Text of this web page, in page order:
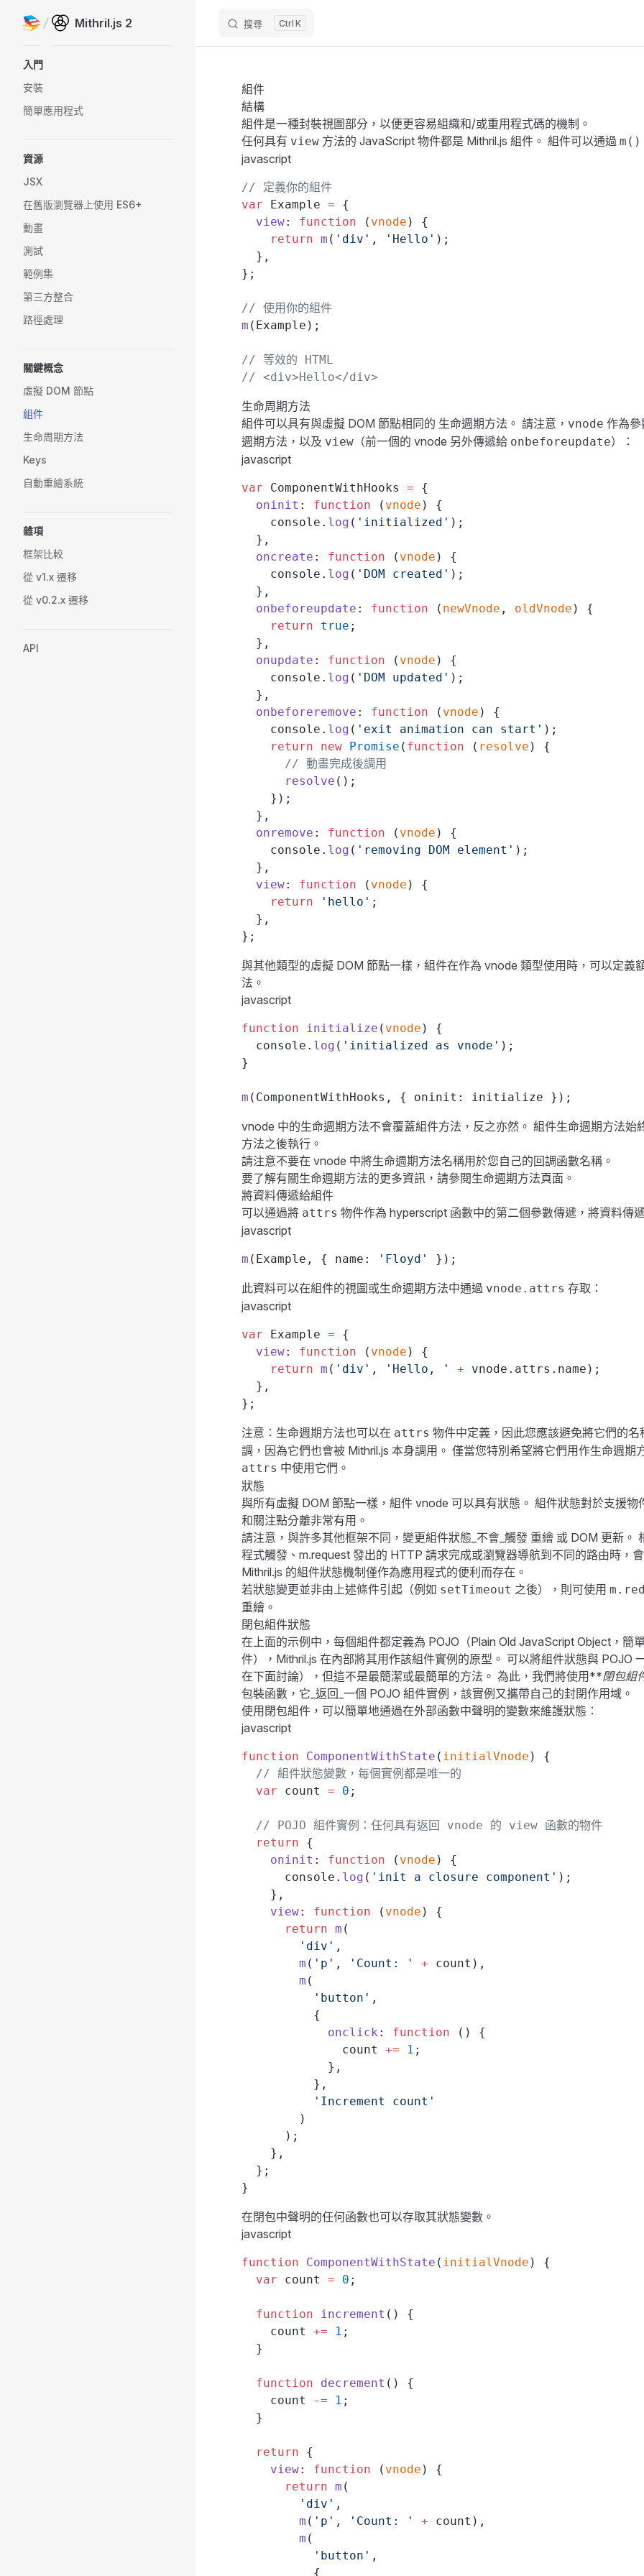
Skip to contentMithril.js 2 搜尋 K
入門
安裝
簡單應用程式
資源
JSX
在舊版瀏覽器上使用 ES6+
動畫
測試
範例集
第三方整合
路徑處理
關鍵概念
虛擬 DOM 節點
組件
生命周期方法
Keys
自動重繪系統
雜項
框架比較
從 v1.x 遷移
從 v0.2.x 遷移
API
組件
結構
組件是一種封裝視圖部分，以便更容易組織和/或重用程式碼的機制。
任何具有 view 方法的 JavaScript 物件都是 Mithril.js 組件。 組件可以通過 m()
javascript
// 定義你的組件
var Example = {
  view
: function ( vnode ) {
    return
m ( 'div' , 'Hello' );
  },
};
// 使用你的組件
m (Example);
// 等效的 HTML
// <div>Hello</div>
生命周期方法
組件可以具有與虛擬 DOM 節點相同的 生命週期方法 。 請注意， vnode 作為
週期方法，以及 view （前一個的 vnode 另外傳遞給 onbeforeupdate）：
javascript
var ComponentWithHooks = {
  oninit
: function ( vnode ) {
    console.
log ( 'initialized' );
  },
  oncreate
: function ( vnode ) {
    console.
log ( 'DOM created' );
  },
  onbeforeupdate
: function ( newVnode , oldVnode ) {
    return
true ;
  },
  onupdate
: function ( vnode ) {
    console.
log ( 'DOM updated' );
  },
  onbeforeremove
: function ( vnode ) {
    console.
log ( 'exit animation can start' );
    return
new Promise ( function ( resolve ) {
      // 動畫完成後調用
      resolve
();
    });
  },
  onremove
: function ( vnode ) {
    console.
log ( 'removing DOM element' );
  },
  view
: function ( vnode ) {
    return
'hello' ;
  },
};
與其他類型的虛擬 DOM 節點一樣，組件在作為 vnode 類型使用時，可以定義
法。
javascript
function initialize ( vnode ) {
  console.
log ( 'initialized as vnode' );
}
m (ComponentWithHooks, { oninit: initialize });
vnode 中的生命週期方法不會覆蓋組件方法，反之亦然。 組件生命週期方法始
方法之後執行。
請注意不要在 vnode 中將生命週期方法名稱用於您自己的回調函數名稱。
要了解有關生命週期方法的更多資訊，請參閱生命週期方法頁面 。
將資料傳遞給組件
可以通過將 attrs 物件作為 hyperscript 函數中的第二個參數傳遞，將資料傳
javascript
m (Example, { name: 'Floyd' });
此資料可以在組件的視圖或生命週期方法中通過 vnode.attrs 存取：
javascript
var Example = {
  view
: function ( vnode ) {
    return
m ( 'div' , 'Hello, ' + vnode.attrs.name);
  },
};
注意：生命週期方法也可以在 attrs 物件中定義，因此您應該避免將它們的名
調，因為它們也會被 Mithril.js 本身調用。 僅當您特別希望將它們用作生命週期
attrs 中使用它們。
狀態
與所有虛擬 DOM 節點一樣，組件 vnode 可以具有狀態。 組件狀態對於支援物
和關注點分離非常有用。
請注意，與許多其他框架不同，變更組件狀態_不會_觸發 重繪 或 DOM 更新。
程式觸發、 m.request 發出的 HTTP 請求完成或瀏覽器導航到不同的路由時，
Mithril.js 的組件狀態機制僅作為應用程式的便利而存在。
若狀態變更並非由上述條件引起（例如 setTimeout 之後），則可使用
重繪。
閉包組件狀態
在上面的示例中，每個組件都定義為 POJO（Plain Old JavaScript Object，簡
件），Mithril.js 在內部將其用作該組件實例的原型。 可以將組件狀態與 POJO
在下面討論），但這不是最簡潔或最簡單的方法。 為此，我們將使用**閉包組
包裝函數，它_返回_一個 POJO 組件實例，該實例又攜帶自己的封閉作用域。
使用閉包組件，可以簡單地通過在外部函數中聲明的變數來維護狀態：
javascript
function ComponentWithState ( initialVnode ) {
  // 組件狀態變數，每個實例都是唯一的
  var
count = 0 ;
  // POJO 組件實例：任何具有返回 vnode 的 view 函數的物件
  return
{
    oninit
: function ( vnode ) {
      console.
log ( 'init a closure component' );
    },
    view
: function ( vnode ) {
      return
m (
        'div'
,
        m
( 'p' , 'Count: ' + count),
        m
(
          'button'
,
          {
            onclick
: function () {
              count
+= 1 ;
            },
          },
          'Increment count'
        )
      );
    },
  };
}
在閉包中聲明的任何函數也可以存取其狀態變數。
javascript
function ComponentWithState ( initialVnode ) {
  var
count = 0 ;
  function
increment () {
    count
+= 1 ;
  }
  function
decrement () {
    count
-= 1 ;
  }
  return
{
    view
: function ( vnode ) {
      return
m (
        'div'
,
        m
( 'p' , 'Count: ' + count),
        m
(
          'button'
,
          {